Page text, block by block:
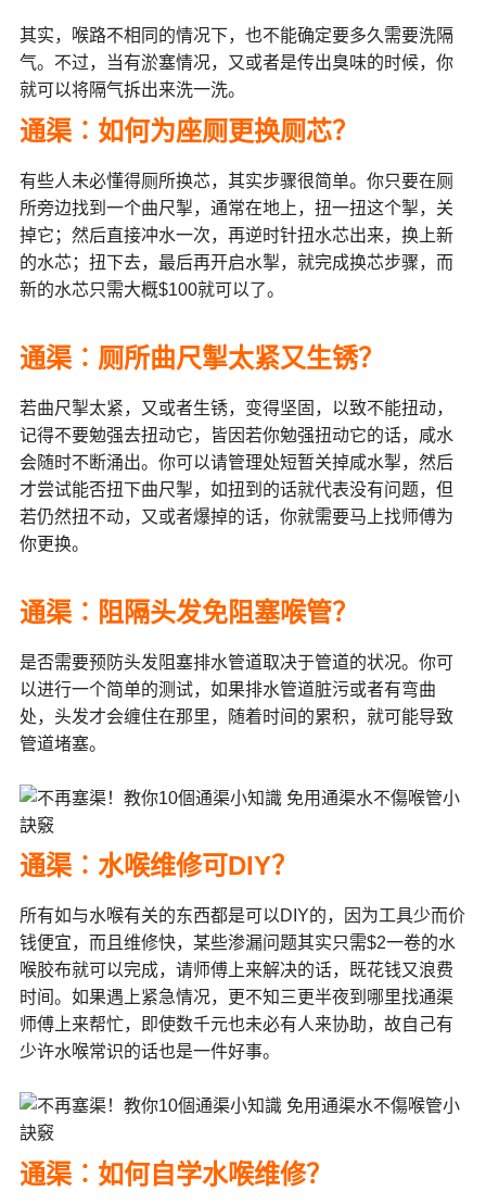
其实，喉路不相同的情况下，也不能确定要多久需要洗隔
气。不过，当有淤塞情况，又或者是传出臭味的时候，你
就可以将隔气拆出来洗一洗。
通渠︰如何为座厕更换厕芯？
有些人未必懂得厕所换芯，其实步骤很简单。你只要在厕
所旁边找到一个曲尺掣，通常在地上，扭一扭这个掣，关
掉它；然后直接冲水一次，再逆时针扭水芯出来，换上新
的水芯；扭下去，最后再开启水掣，就完成换芯步骤，而
新的水芯只需大概$100就可以了。
通渠︰厕所曲尺掣太紧又生锈？
若曲尺掣太紧，又或者生锈，变得坚固，以致不能扭动，
记得不要勉强去扭动它，皆因若你勉强扭动它的话，咸水
会随时不断涌出。你可以请管理处短暂关掉咸水掣，然后
才尝试能否扭下曲尺掣，如扭到的话就代表没有问题，但
若仍然扭不动，又或者爆掉的话，你就需要马上找师傅为
你更换。
通渠︰阻隔头发免阻塞喉管？
是否需要预防头发阻塞排水管道取决于管道的状况。你可
以进行一个简单的测试，如果排水管道脏污或者有弯曲
处，头发才会缠住在那里，随着时间的累积，就可能导致
管道堵塞。
通渠︰水喉维修可DIY？
所有如与水喉有关的东西都是可以DIY的，因为工具少而价
钱便宜，而且维修快，某些渗漏问题其实只需$2一卷的水
喉胶布就可以完成，请师傅上来解决的话，既花钱又浪费
时间。如果遇上紧急情况，更不知三更半夜到哪里找通渠
师傅上来帮忙，即使数千元也未必有人来协助，故自己有
少许水喉常识的话也是一件好事。
通渠︰如何自学水喉维修？